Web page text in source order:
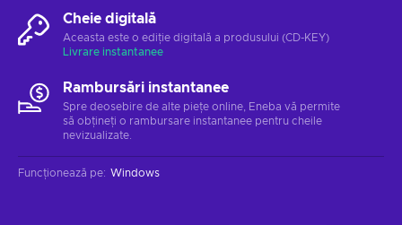
Cheie digitală
Aceasta este o ediție digitală a produsului (CD-KEY)
Livrare instantanee
Rambursări instantanee
Spre deosebire de alte piețe online, Eneba vă permite
să obțineți o rambursare instantanee pentru cheile
nevizualizate.
Funcționează pe: Windows